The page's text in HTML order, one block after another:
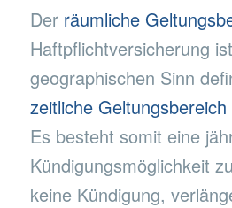
Der räumliche
Haftpflichtversicherung
geographischen Sinn
zeitliche Geltungsbereich
Es besteht somit eine
Kündigungsmöglichkeit
keine Kündigung,